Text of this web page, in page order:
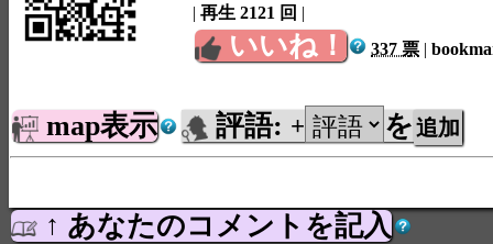
| 再生 2121 回 |
いいね！ 337 票 |
map表示 評語: + を
↑ あなたのコメントを記入